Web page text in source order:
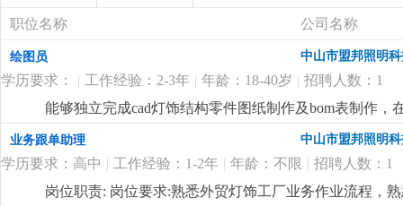
职位名称 公司名称
绘图员 中山市盟邦照明
学历要求： | 工作经验：2-3年 | 年龄：18-40岁 | 招聘人数：1
能够独立完成cad灯饰结构零件图纸制作及bom表制作
准。更详细...
业务跟单助理 中山市盟邦照明
学历要求：高中 | 工作经验：1-2年 | 年龄：不限 | 招聘人数：1
岗位职责: 岗位要求:熟悉外贸灯饰工厂业务作业流程，